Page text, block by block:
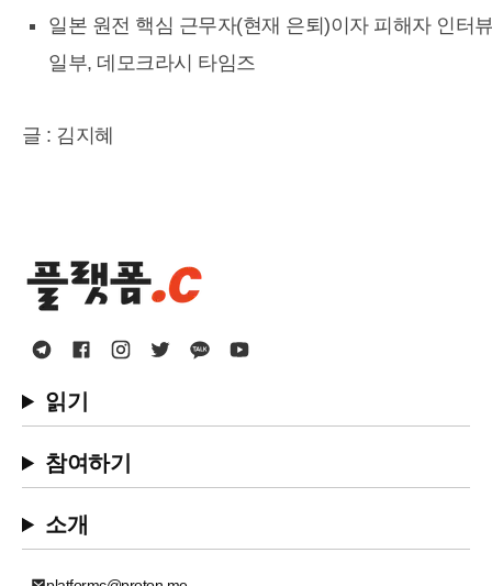
일본 원전 핵심 근무자(현재 은퇴)이자 피해자 인터
일부, 데모크라시 타임즈
글 : 김지혜
읽기
참여하기
소개